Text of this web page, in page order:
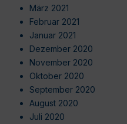
März 2021
Februar 2021
Januar 2021
Dezember 2020
November 2020
Oktober 2020
September 2020
August 2020
Juli 2020